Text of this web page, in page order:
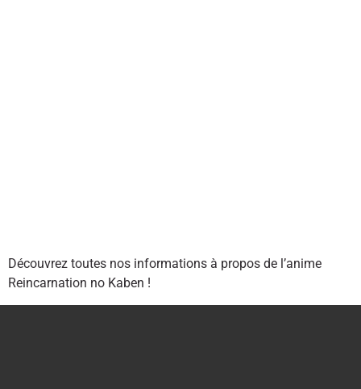
Découvrez toutes nos informations à propos de l’anime
Reincarnation no Kaben !